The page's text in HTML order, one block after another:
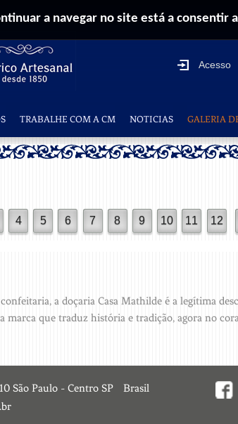
Acesso
TRABALHE COM A CM NOTICIAS GALERIA
a doçaria Casa Mathilde é a legítima
marca que traduz história e tradição, agora no
São Paulo - Centro SP
Brasil
a navegar no site está a consentir